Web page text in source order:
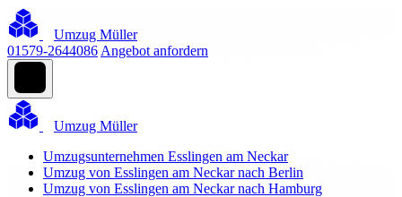
Umzug Müller
01579-2644086 Angebot anfordern
Umzug Müller
Umzugsunternehmen Esslingen am Neckar
Umzug von Esslingen am Neckar nach Berlin
Umzug von Esslingen am Neckar nach Hamburg